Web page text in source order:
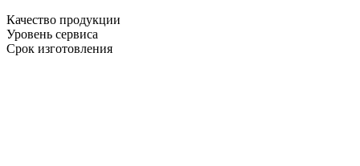
Качество продукции
Уровень сервиса
Срок изготовления